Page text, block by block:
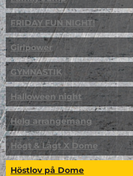
FRIDAY FUN NIGHT!
Girlpower
GYMNASTIK
Halloween night
Helg arrangemang
Högt & Lågt X Dome
Höstlov på Dome